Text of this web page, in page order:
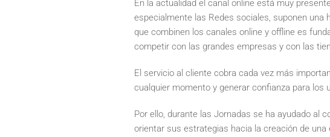
En la actualidad el canal online está muy
especialmente las Redes sociales, suponen una
que combinen los canales online y offline es
competir con las grandes empresas y con las
El servicio al cliente cobra cada vez más
cualquier momento y generar confianza para los
Por ello, durante las Jornadas se ha ayudado al
orientar sus estrategias hacia la creación de